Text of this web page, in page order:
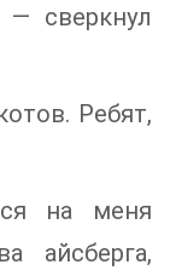
сверкнул
Ребят,
на меня
айсберга,